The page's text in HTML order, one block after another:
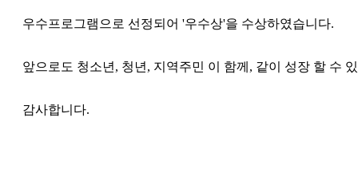
우수프로그램으로 선정되어 '우수상'을 수상하였습니다.
앞으로도 청소년, 청년, 지역주민 이 함께, 같이 성장 할 수
감사합니다.